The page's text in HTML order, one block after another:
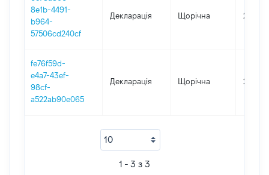
8e1b-4491-
b964-
57506cd240cf
Декларація Щорічна 2017
fe76f59d-
e4a7-43ef-
98cf-
a522ab90e065
Декларація Щорічна 2016
1 - 3 з 3